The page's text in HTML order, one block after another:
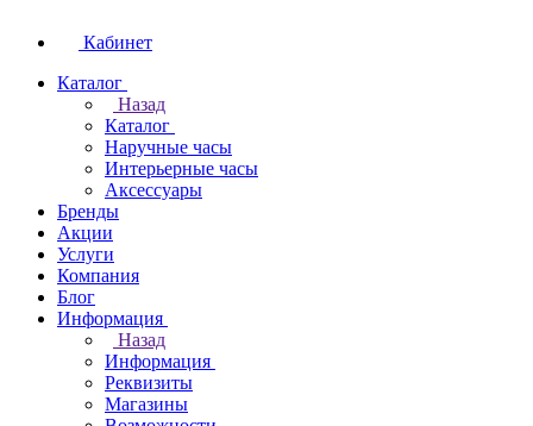
Кабинет
Каталог
Назад
Каталог
Наручные часы
Интерьерные часы
Аксессуары
Бренды
Акции
Услуги
Компания
Блог
Информация
Назад
Информация
Реквизиты
Магазины